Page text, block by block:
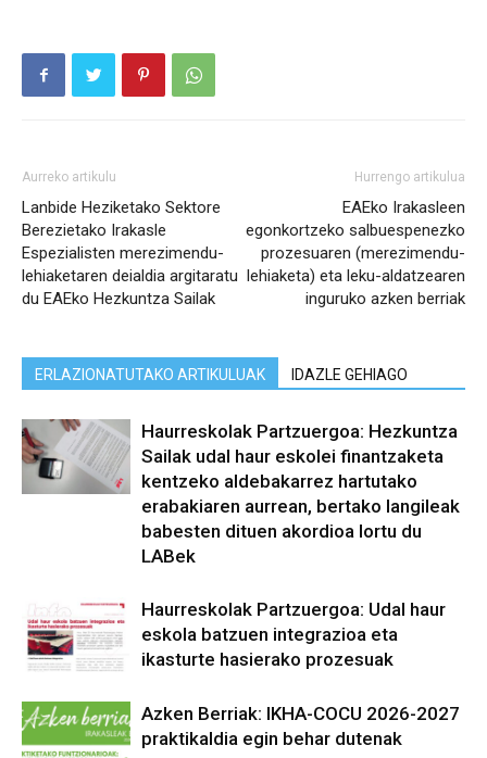
Aurreko artikulu
Lanbide Heziketako Sektore
Berezietako Irakasle
Espezialisten merezimendu-
lehiaketaren deialdia argitaratu
du EAEko Hezkuntza Sailak
Hurrengo artikulua
EAEko Irakasleen
egonkortzeko salbuespenezko
prozesuaren (merezimendu-
lehiaketa) eta leku-aldatzearen
inguruko azken berriak
ERLAZIONATUTAKO ARTIKULUAK IDAZLE GEHIAGO
Haurreskolak Partzuergoa: Hezkuntza
Sailak udal haur eskolei finantzaketa
kentzeko aldebakarrez hartutako
erabakiaren aurrean, bertako langileak
babesten dituen akordioa lortu du
LABek
Haurreskolak Partzuergoa: Udal haur
eskola batzuen integrazioa eta
ikasturte hasierako prozesuak
Azken Berriak: IKHA-COCU 2026-2027
praktikaldia egin behar dutenak